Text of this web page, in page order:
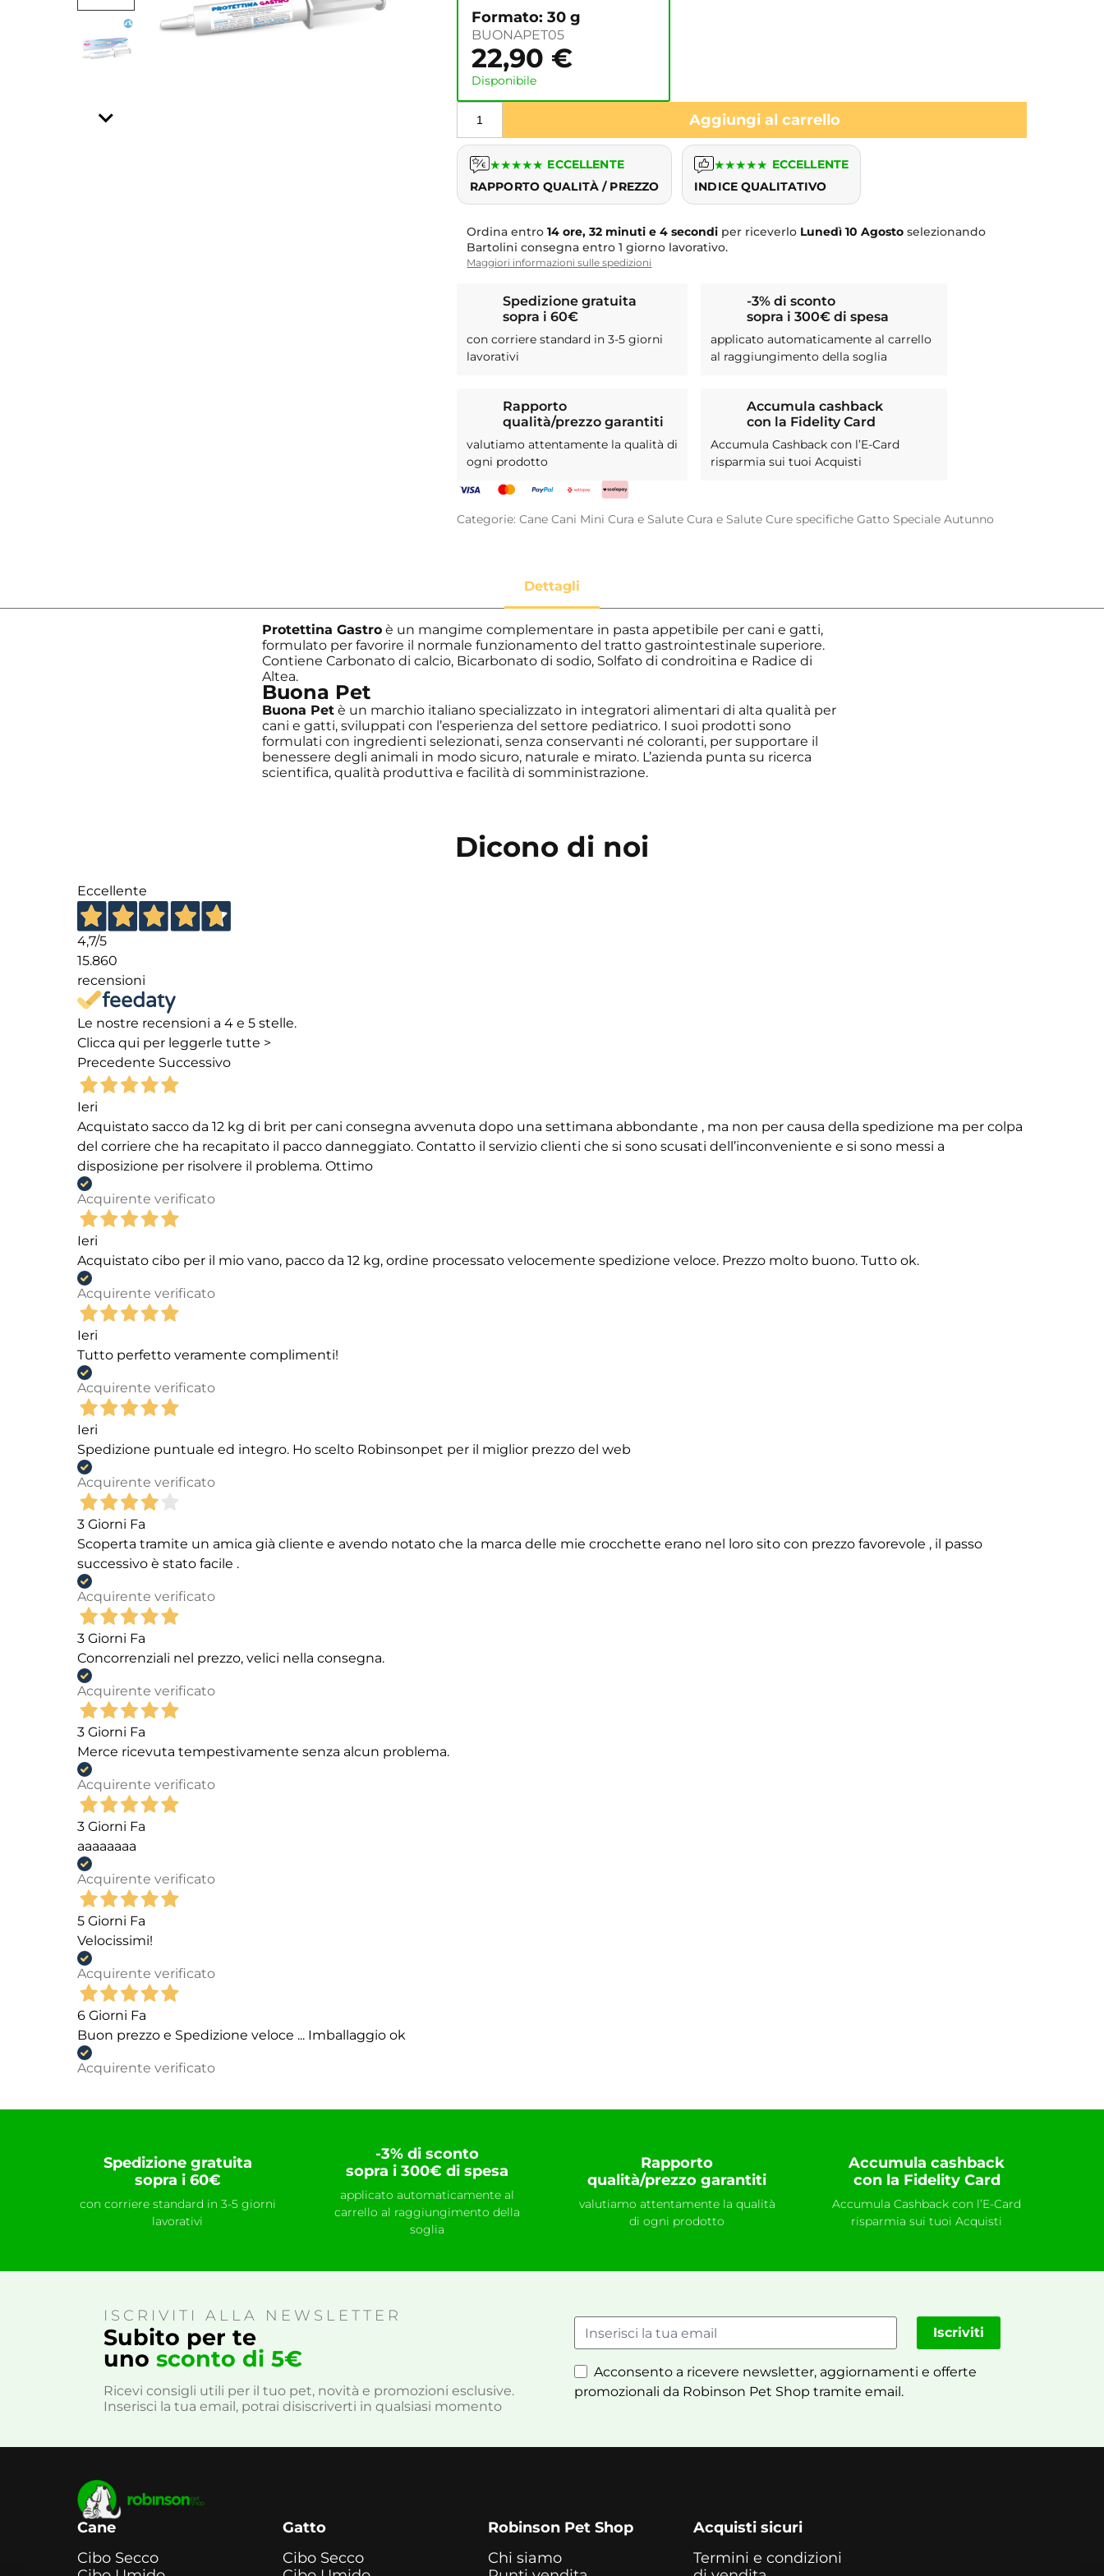
Formato: 30 g
BUONAPET05
22,90 €
Disponibile
Aggiungi al carrello
★★★★★ ECCELLENTE
RAPPORTO QUALITÀ / PREZZO
★★★★★ ECCELLENTE
INDICE QUALITATIVO
Ordina entro14 ore, 32 minuti e 3 secondiper riceverlo Lunedì 10 Agostoselezionando
Bartolini consegna entro 1 giorno lavorativo.
Maggiori informazioni sulle spedizioni
Spedizione gratuita
sopra i 60€
con corriere standard in 3-5 giorni
lavorativi
-3% di sconto
sopra i 300€ di spesa
applicato automaticamente al carrello
al raggiungimento della soglia
Rapporto
qualità/prezzo garantiti
valutiamo attentamente la qualità di
ogni prodotto
Accumula cashback
con la Fidelity Card
Accumula Cashback con l’E-Card
risparmia sui tuoi Acquisti
Categorie:Cane Cani Mini Cura e Salute Cura e Salute Cure specifiche Gatto Speciale Autunno
Protettina Gastro è un mangime complementare in pasta appetibile per cani e gatti,
formulato per favorire il normale funzionamento del tratto gastrointestinale superiore.
Contiene Carbonato di calcio, Bicarbonato di sodio, Solfato di condroitina e Radice di
Altea.
Buona Pet
Buona Pet è un marchio italiano specializzato in integratori alimentari di alta qualità per
cani e gatti, sviluppati con l’esperienza del settore pediatrico. I suoi prodotti sono
formulati con ingredienti selezionati, senza conservanti né coloranti, per supportare il
benessere degli animali in modo sicuro, naturale e mirato. L’azienda punta su ricerca
scientifica, qualità produttiva e facilità di somministrazione.
Dicono di noi
Eccellente
4,7/5
15.860
recensioni
Le nostre recensioni a 4 e 5 stelle.
Clicca qui per leggerle tutte >
Precedente Successivo
Ieri
Acquistato sacco da 12 kg di brit per cani consegna avvenuta dopo una settimana abbondante , ma non per causa della spedizione ma per colpa
del corriere che ha recapitato il pacco danneggiato. Contatto il servizio clienti che si sono scusati dell’inconveniente e si sono messi a
disposizione per risolvere il problema. Ottimo
Acquirente verificato
Ieri
Acquistato cibo per il mio vano, pacco da 12 kg, ordine processato velocemente spedizione veloce. Prezzo molto buono. Tutto ok.
Acquirente verificato
Ieri
Tutto perfetto veramente complimenti!
Acquirente verificato
Ieri
Spedizione puntuale ed integro. Ho scelto Robinsonpet per il miglior prezzo del web
Acquirente verificato
3 Giorni Fa
Scoperta tramite un amica già cliente e avendo notato che la marca delle mie crocchette erano nel loro sito con prezzo favorevole , il passo
successivo è stato facile .
Acquirente verificato
3 Giorni Fa
Concorrenziali nel prezzo, velici nella consegna.
Acquirente verificato
3 Giorni Fa
Merce ricevuta tempestivamente senza alcun problema.
Acquirente verificato
3 Giorni Fa
aaaaaaaa
Acquirente verificato
5 Giorni Fa
Velocissimi!
Acquirente verificato
6 Giorni Fa
Buon prezzo e Spedizione veloce ... Imballaggio ok
Acquirente verificato
Spedizione gratuita
sopra i 60€
con corriere standard in 3-5 giorni
lavorativi
-3% di sconto
sopra i 300€ di spesa
applicato automaticamente al
carrello al raggiungimento della
soglia
Rapporto
qualità/prezzo garantiti
valutiamo attentamente la qualità
di ogni prodotto
Accumula cashback
con la Fidelity Card
Accumula Cashback con l’E-Card
risparmia sui tuoi Acquisti
ISCRIVITI ALLA NEWSLETTER
Subito per te
unosconto di 5€
Ricevi consigli utili per il tuo pet, novità e promozioni esclusive.
Inserisci la tua email, potrai disiscriverti in qualsiasi momento
Acconsento a ricevere newsletter, aggiornamenti e offerte
promozionali da Robinson Pet Shop tramite email.
Iscriviti
Cane
Cibo Secco
Gatto
Cibo Secco
Robinson Pet Shop
Chi siamo
Acquisti sicuri
Termini e condizioni